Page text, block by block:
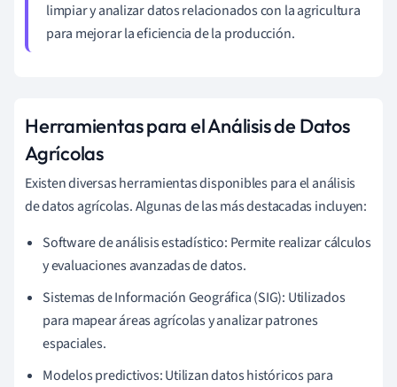
limpiar y analizar datos relacionados con la agricultura
para mejorar la eficiencia de la producción.
Herramientas para el Análisis de Datos
Agrícolas
Existen diversas herramientas disponibles para el análisis
de datos agrícolas. Algunas de las más destacadas incluyen:
Software de análisis estadístico: Permite realizar cálculos
y evaluaciones avanzadas de datos.
Sistemas de Información Geográfica (SIG): Utilizados
para mapear áreas agrícolas y analizar patrones
espaciales.
Modelos predictivos: Utilizan datos históricos para